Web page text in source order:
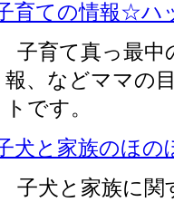
育ての情報☆ハ
子育て真っ最中
報、などママの
トです。
犬と家族のほの
子犬と家族に関